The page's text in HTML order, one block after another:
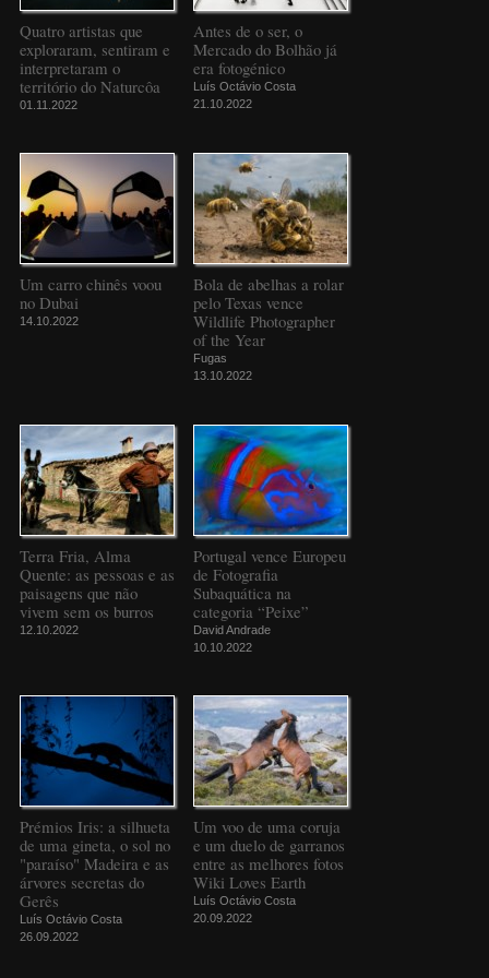
Quatro artistas que
exploraram, sentiram e
interpretaram o
território do Naturcôa
01.11.2022
Antes de o ser, o
Mercado do Bolhão já
era fotogénico
Luís Octávio Costa
21.10.2022
Um carro chinês voou
no Dubai
14.10.2022
Bola de abelhas a rolar
pelo Texas vence
Wildlife Photographer
of the Year
Fugas
13.10.2022
Terra Fria, Alma
Quente: as pessoas e as
paisagens que não
vivem sem os burros
12.10.2022
Portugal vence Europeu
de Fotografia
Subaquática na
categoria “Peixe”
David Andrade
10.10.2022
Prémios Iris: a silhueta
de uma gineta, o sol no
"paraíso" Madeira e as
árvores secretas do
Gerês
Luís Octávio Costa
26.09.2022
Um voo de uma coruja
e um duelo de garranos
entre as melhores fotos
Wiki Loves Earth
Luís Octávio Costa
20.09.2022